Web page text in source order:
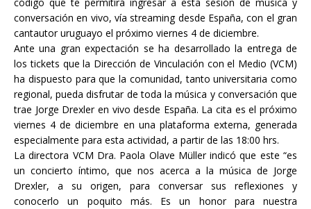
conversación en vivo, vía streaming desde España, con el gran
cantautor uruguayo el próximo viernes 4 de diciembre.
Ante una gran expectación se ha desarrollado la entrega de
los tickets que la Dirección de Vinculación con el Medio (VCM)
ha dispuesto para que la comunidad, tanto universitaria como
regional, pueda disfrutar de toda la música y conversación que
trae Jorge Drexler en vivo desde España. La cita es el próximo
viernes 4 de diciembre en una plataforma externa, generada
especialmente para esta actividad, a partir de las 18:00 hrs.
La directora VCM Dra. Paola Olave Müller indicó que este “es
un concierto íntimo, que nos acerca a la música de Jorge
Drexler, a su origen, para conversar sus reflexiones y
conocerlo un poquito más. Es un honor para nuestra